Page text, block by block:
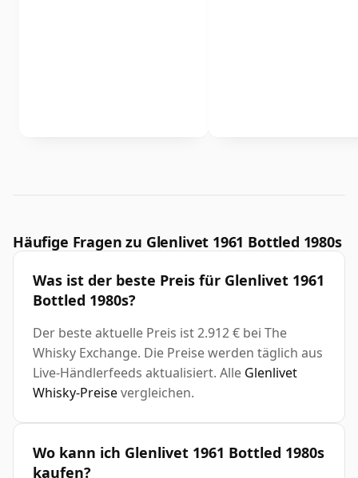
Häufige Fragen zu Glenlivet 1961 Bottled 1980s
Was ist der beste Preis für Glenlivet 1961
Bottled 1980s?
Der beste aktuelle Preis ist 2.912 € bei The
Whisky Exchange. Die Preise werden täglich aus
Live-Händlerfeeds aktualisiert. Alle Glenlivet
Whisky-Preisevergleichen.
Wo kann ich Glenlivet 1961 Bottled 1980s
kaufen?